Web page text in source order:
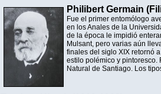
Philibert Germain
Fue el primer entomólogo
en los Anales de la
de la época le impidió
Mulsant, pero varias aún
finales del siglo XIX retornó
estilo polémico y pintoresco.
Natural de Santiago. Los